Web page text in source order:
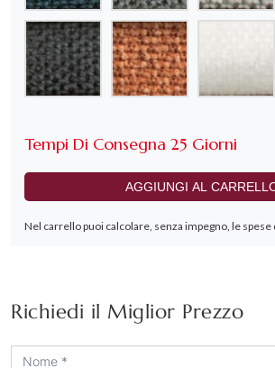
Richiedi il Miglior Prezzo